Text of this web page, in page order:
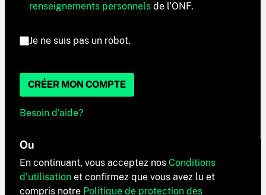
renseignements personnels de l’ONF.
Je ne suis pas un robot.
CRÉER MON COMPTE
Besoin d'aide?
Ou
En continuant, vous acceptez nos Conditions
d'utilisation et confirmez que vous avez lu et
compris notre Politique de protection des